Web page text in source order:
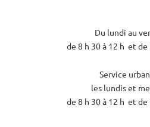
Du lundi au
de 8 h 30 à 12 h et de
Service
les lundis et
de 8 h 30 à 12 h et de